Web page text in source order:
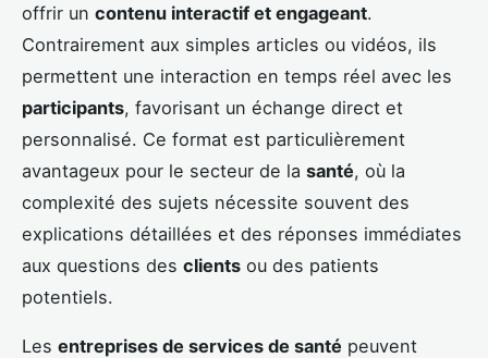
offrir un contenu interactif et engageant.
Contrairement aux simples articles ou vidéos, ils
permettent une interaction en temps réel avec les
participants, favorisant un échange direct et
personnalisé. Ce format est particulièrement
avantageux pour le secteur de la santé, où la
complexité des sujets nécessite souvent des
explications détaillées et des réponses immédiates
aux questions des clients ou des patients
potentiels.
Les entreprises de services de santé peuvent